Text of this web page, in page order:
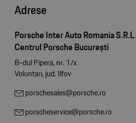
Adrese
Porsche Inter Auto Romania S.R.L.
Centrul Porsche București
B-dul Pipera, nr. 1/x
Voluntari, jud. Ilfov
porschesales@porsche.ro
porscheservice@porsche.ro